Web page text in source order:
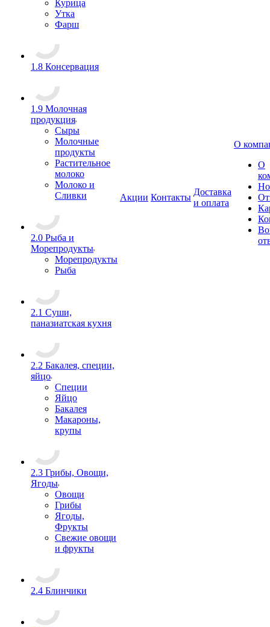
Курица
Утка
Фарш
1.8 Консервация
1.9 Молочная
продукция
Сыры
Молочные
продукты
Растительное
молоко
Молоко и
Сливки
2.0 Рыба и
Морепродукты
Морепродукты
Рыба
2.1 Суши,
паназиатская кухня
2.2 Бакалея, специи,
яйцо
Специи
Яйцо
Бакалея
Макароны,
крупы
2.3 Грибы, Овощи,
Ягоды
Овощи
Грибы
Ягоды,
Фрукты
Свежие овощи
и фрукты
2.4 Блинчики
Акции Контакты
Доставка
и оплата
О
О